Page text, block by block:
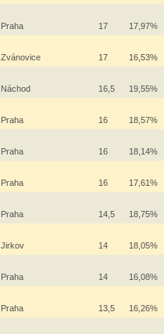
Praha 17 17,97%
Zvánovice 17 16,53%
Náchod 16,5 19,55%
Praha 16 18,57%
Praha 16 18,14%
Praha 16 17,61%
Praha 14,5 18,75%
Jirkov 14 18,05%
Praha 14 16,08%
Praha 13,5 16,26%